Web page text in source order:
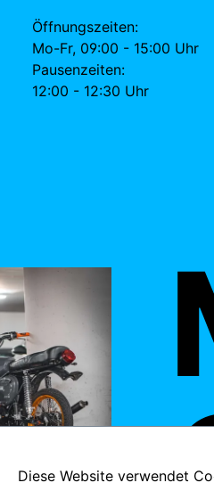
Öffnungszeiten:
Mo-Fr, 09:00 - 15:00 Uhr
Pausenzeiten:
12:00 - 12:30 Uhr
Diese Website verwendet